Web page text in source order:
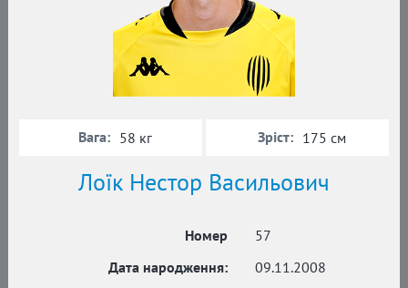
Лоїк Нестор Васильович
Номер
57
Дата народження:
09.11.2008
Вага: 58 кг Зріст: 175 см